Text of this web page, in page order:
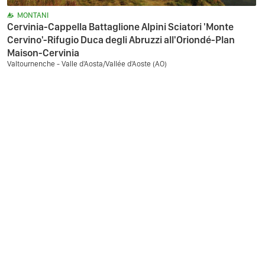
MONTANI
Cervinia-Cappella Battaglione Alpini Sciatori 'Monte
Cervino'-Rifugio Duca degli Abruzzi all'Oriondé-Plan
Maison-Cervinia
Valtournenche - Valle d'Aosta/Vallée d'Aoste (AO)